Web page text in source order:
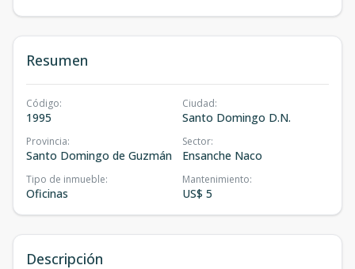
Resumen
Código:
1995
Ciudad:
Santo Domingo D.N.
Provincia:
Santo Domingo de Guzmán
Sector:
Ensanche Naco
Tipo de inmueble:
Oficinas
Mantenimiento:
US$ 5
Descripción